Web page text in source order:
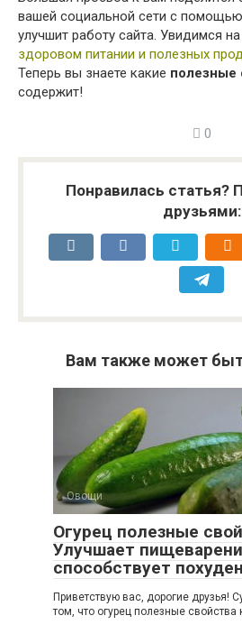
вашей социальной сети с
улучшит работу сайта. Увидимся
здоровом питании и полезных
Теперь вы знаете какие полезные
содержит!
0
Понравилась статья?
друзьями:
Вам также может
Овощи
Огурец полезные
Улучшает
способствует
Приветствую вас, дорогие друзья!
том, что огурец полезные свойства